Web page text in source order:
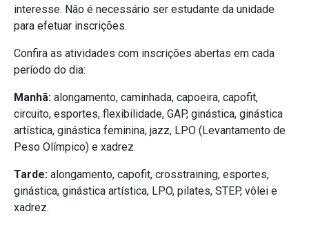
interesse. Não é necessário ser estudante da unidade
para efetuar inscrições.
Confira as atividades com inscrições abertas em cada
período do dia:
Manhã: alongamento, caminhada, capoeira, capofit,
circuito, esportes, flexibilidade, GAP, ginástica, ginástica
artística, ginástica feminina, jazz, LPO (Levantamento de
Peso Olímpico) e xadrez.
Tarde: alongamento, capofit, crosstraining, esportes,
ginástica, ginástica artística, LPO, pilates, STEP, vôlei e
xadrez.